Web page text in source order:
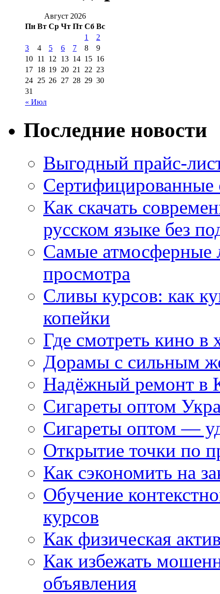
Август 2026
Пн Вт Ср Чт Пт Сб Вс
« Июл
1
2
3
4 5 6 7 8
9
10 11 12 13 14 15 16
17 18 19 20 21 22 23
24 25 26 27 28 29 30
31
Последние новости
Выгодный прайс-
Как скачать
русском языке без
Самые атмосферные
просмотра
Сливы курсов: как
копейки
Где смотреть кино в
Дорамы с сильным
Надёжный ремонт в
Сигареты оптом
Сигареты оптом —
Открытие точки по
Как сэкономить на
Обучение
курсов
Как физическая
Как избежать
объявления